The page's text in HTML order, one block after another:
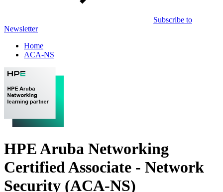
Subscribe to
Newsletter
Home
ACA-NS
HPE Aruba Networking
Certified Associate - Network
Security (ACA-NS)